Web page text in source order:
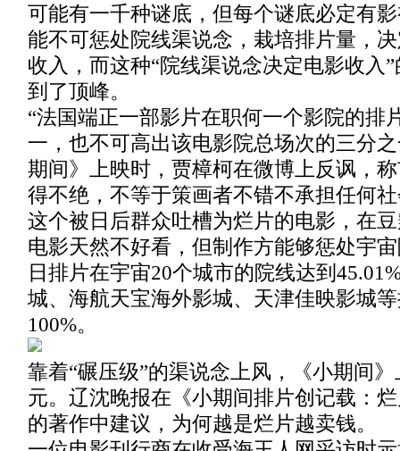
可能有一千种谜底，但每个谜底必定有
能不可惩处院线渠说念，栽培排片量，
收入，而这种“院线渠说念决定电影收入
到了顶峰。
“法国端正一部影片在职何一个影院的排
一，也不可高出该电影院总场次的三分
期间》上映时，贾樟柯在微博上反讽，
得不绝，不等于策画者不错不承担任何
这个被日后群众吐槽为烂片的电影，在
电影天然不好看，但制作方能够惩处宇
日排片在宇宙20个城市的院线达到
城、海航天宝海外影城、天津佳映影城
100%。
靠着“碾压级”的渠说念上风，《小期间
元。辽沈晚报在《小期间排片创记载：
的著作中建议，为何越是烂片越卖钱。